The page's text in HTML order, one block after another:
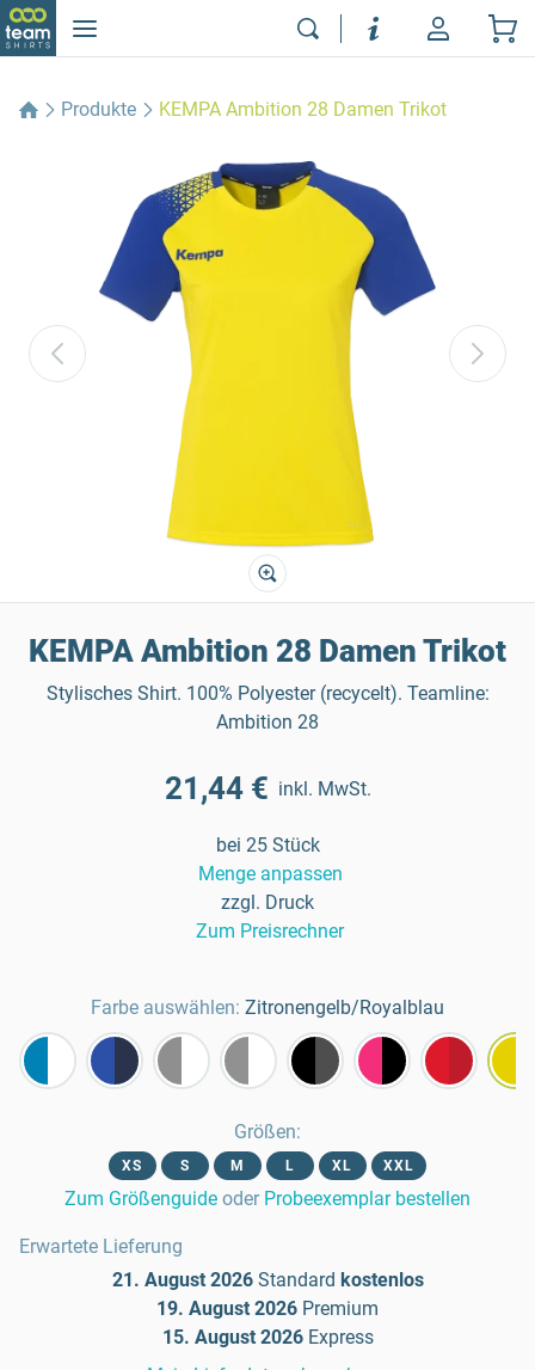
Produkte KEMPA Ambition 28 Damen Trikot
KEMPA Ambition 28 Damen Trikot
Stylisches Shirt. 100% Polyester (recycelt). Teamline:
Ambition 28
21,44 € inkl. MwSt.
bei 25 Stück
Menge anpassen
zzgl. Druck
Zum Preisrechner
Farbe auswählen: Zitronengelb/Royalblau
Größen:
XS S M L XL XXL
Zum Größenguide oder Probeexemplar bestellen
Erwartete Lieferung
21. August 2026 Standard kostenlos
19. August 2026 Premium
15. August 2026 Express